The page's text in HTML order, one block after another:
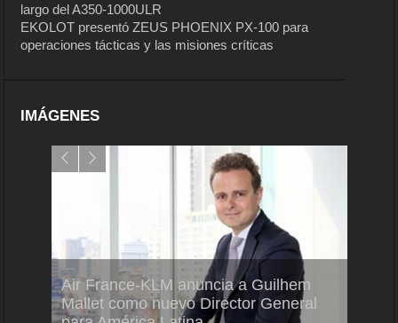
largo del A350-1000ULR
EKOLOT presentó ZEUS PHOENIX PX-100 para
operaciones tácticas y las misiones críticas
IMÁGENES
Air France-KLM anuncia a Guilhem
Mallet como nuevo Director General